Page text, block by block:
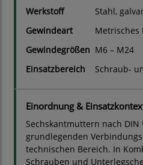
Werkstoff
Stahl,
Gewindeart
Metrisches
Gewindegrößen M6 – M24
Einsatzbereich
Schraub-
Einordnung &
Sechskantmuttern nach DIN
grundlegenden
technischen Bereich. In
Schrauben und